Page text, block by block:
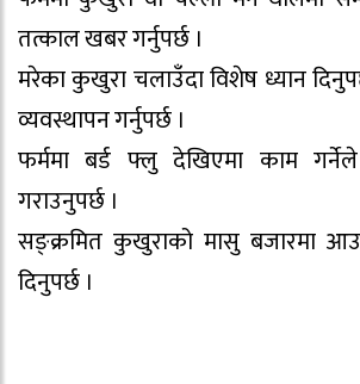
तत्काल खबर गर्नुपर्छ ।
मरेका कुखुरा चलाउँदा विशेष ध्यान
व्यवस्थापन गर्नुपर्छ ।
फर्ममा बर्ड फ्लु देखिएमा काम गर्नेले
गराउनुपर्छ ।
सङ्क्रमित कुखुराको मासु बजारमा
दिनुपर्छ ।